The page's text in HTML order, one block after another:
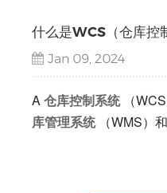
什么是WCS（仓库控
Jan 09, 2024
A仓库控制系统（
库管理系统（WMS）